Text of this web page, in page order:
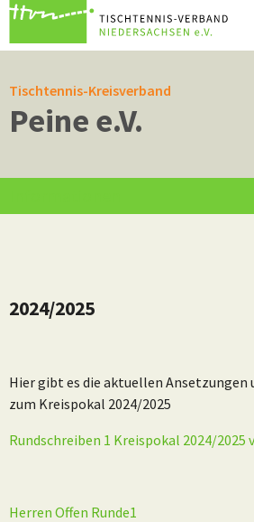
Tischtennis-Kreisverband
Peine e.V.
2024/2025
Hier gibt es die aktuellen Ansetzungen
zum Kreispokal 2024/2025
Rundschreiben 1 Kreispokal 2024/2025
Herren Offen Runde1